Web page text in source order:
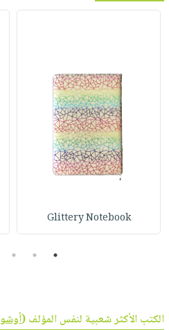
Glittery Notebook
1
2
3
الكتب الأكثر شعبية لنفس المؤلف (أوشو